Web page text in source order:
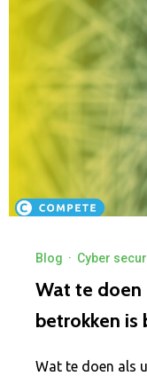
Blog · Cyber
Wat te doen
betrokken is
Wat te doen als